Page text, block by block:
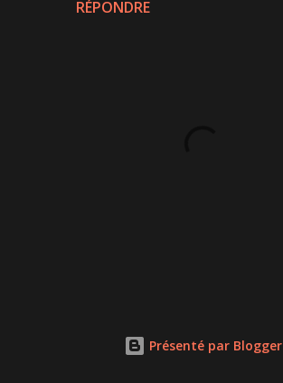
RÉPONDRE
Présenté par Blogger